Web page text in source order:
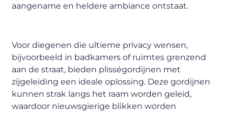
aangename en heldere ambiance ontstaat.
Voor diegenen die ultieme privacy wensen,
bijvoorbeeld in badkamers of ruimtes grenzend
aan de straat, bieden plisségordijnen met
zijgeleiding een ideale oplossing. Deze gordijnen
kunnen strak langs het raam worden geleid,
waardoor nieuwsgierige blikken worden